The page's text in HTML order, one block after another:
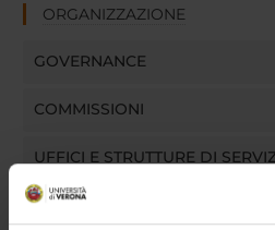
ORGANIZZAZIONE
GOVERNANCE
COMMISSIONI
UFFICI E STRUTTURE DI
SERVIZI DI SEGRETERIA